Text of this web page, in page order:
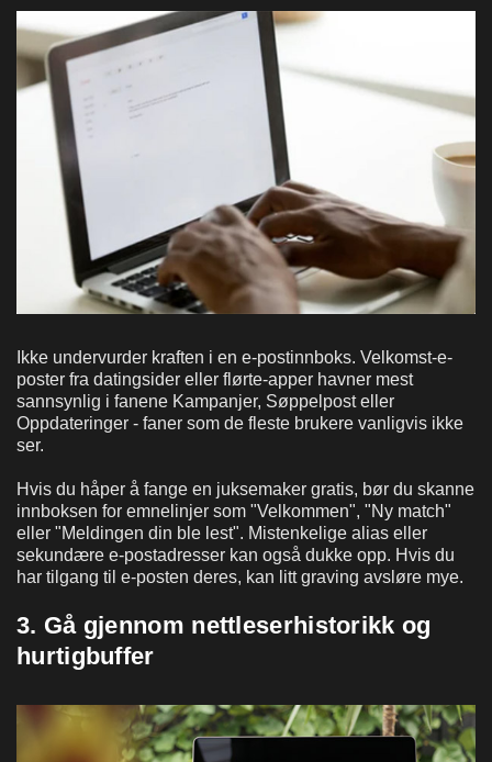
Ikke undervurder kraften i en e-postinnboks. Velkomst-e-
poster fra datingsider eller flørte-apper havner mest
sannsynlig i fanene Kampanjer, Søppelpost eller
Oppdateringer - faner som de fleste brukere vanligvis ikke
ser.
Hvis du håper å fange en juksemaker gratis, bør du skanne
innboksen for emnelinjer som "Velkommen", "Ny match"
eller "Meldingen din ble lest". Mistenkelige alias eller
sekundære e-postadresser kan også dukke opp. Hvis du
har tilgang til e-posten deres, kan litt graving avsløre mye.
3. Gå gjennom nettleserhistorikk og
hurtigbuffer